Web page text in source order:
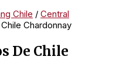
Chile / Central
Chardonnay
De Chile